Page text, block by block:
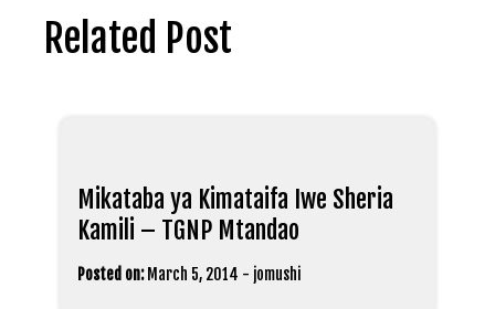
Related Post
Mikataba ya Kimataifa Iwe Sheria
Kamili – TGNP Mtandao
Posted on: March 5, 2014 - jomushi